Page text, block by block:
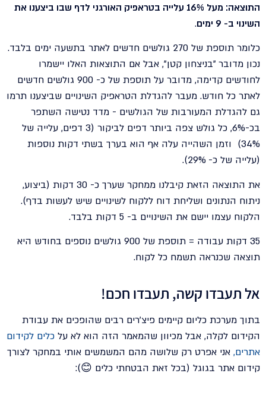
התוצאה: מעל 16% עלייה בטראפיק האורגני לדף שבו ביצענו את
השינוי ב- 9 ימים
.
כלומר תוספת של 270 גולשים חדשים לאתר בתשעה ימים בלבד.
נכון מדובר "בניצחון קטן", אבל אם התוצאות האלו יישמרו
לחודשים קדימה, מדובר על תוספת של כ- 900 גולשים חדשים
לאתר כל חודש. מעבר להגדלת הטראפיק השינויים שביצענו תרמו
גם להגדלת המעורבות של הגולשים - מדד נטישה השתפר
בכ-6%, כל גולש צפה ביותר דפים לביקור (3 דפים, עלייה של
34%) וזמן השהייה עלה אף הוא בערך בשתי דקות נוספות
(עלייה של כ- 29%).
את התוצאה הזאת קיבלנו ממחקר שערך כ- 30 דקות (ביצוע,
ניתוח הנתונים ושליחת דוח ללקוח לשינויים שיש לעשות בדף).
הלקוח עצמו יישם את השינויים ב- 5 דקות בלבד.
35 דקות עבודה = תוספת של 900 גולשים נוספים בחודש היא
תוצאה שכנראה תשמח כל לקוח.
אל תעבדו קשה, תעבדו חכם!
בתוך מערכת כליום קיימים פיצ'רים רבים שהופכים את עבודת
הקידום לקלה, אבל מכיוון שהמאמר הזה הוא לא על כלים לקידום
אתרים, אני אפרט רק שלושה מהם המשמשים אותי במחקר לצורך
קידום אתר בגוגל (בכל זאת הבטחתי כלים 😊):